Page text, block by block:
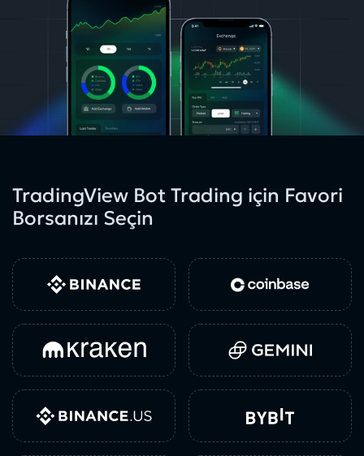
TradingView Bot Trading için Favori
Borsanızı Seçin